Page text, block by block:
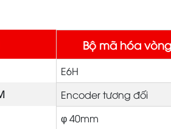
Bộ mã hóa
E6H
Encoder tương đối
φ 40mm